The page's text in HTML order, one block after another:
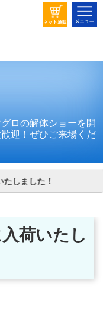
ネット通販
ロの解体ショーを開
迎！ぜひご来場くだ
しました！
荷いたし